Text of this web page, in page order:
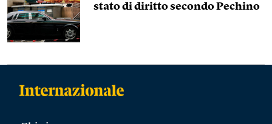
stato di diritto secondo Pechino